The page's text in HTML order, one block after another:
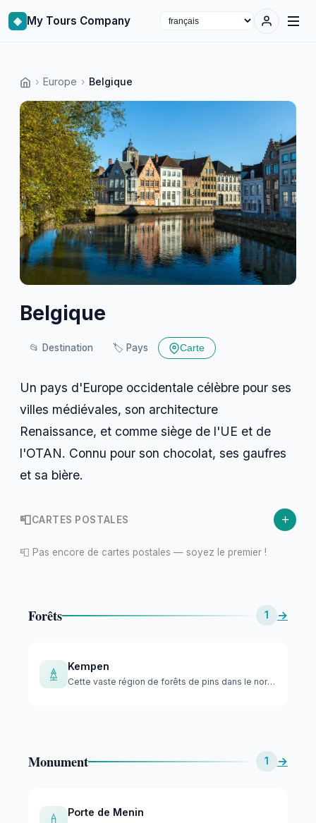
◈ My Tours Company
Select language
› Europe › Belgique
Belgique
📂 Destination 🏷️ Pays Carte
Un pays d'Europe occidentale célèbre pour ses
villes médiévales, son architecture
Renaissance, et comme siège de l'UE et de
l'OTAN. Connu pour son chocolat, ses gaufres
et sa bière.
📮CARTES POSTALES +
📮 Pas encore de cartes postales — soyez le premier !
Forêts 1 →
Kempen
Cette vaste région de forêts de pins dans le nord de la Belg…
Monument 1 →
Porte de Menin